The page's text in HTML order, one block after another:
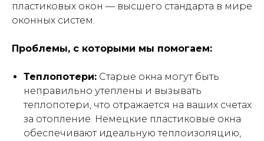
Оставьте заявку для
проконсультируем по всем
вопросам
пластиковых окон — высшего стандарта в мире
оконных систем.
Проблемы, с которыми мы помогаем:
Теплопотери: Старые окна могут быть
неправильно утеплены и вызывать
теплопотери, что отражается на ваших счетах
за отопление. Немецкие пластиковые окна
обеспечивают идеальную теплоизоляцию,